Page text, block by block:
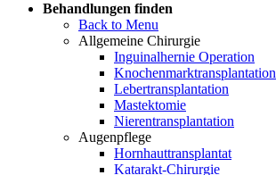
Behandlungen finden
Back to Menu
Allgemeine Chirurgie
Inguinalhernie Operation
Knochenmarktransplantation
Lebertransplantation
Mastektomie
Nierentransplantation
Augenpflege
Hornhauttransplantat
Katarakt-Chirurgie